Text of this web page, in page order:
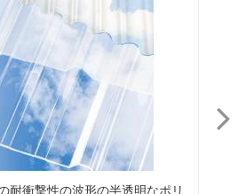
壁と屋根の接続装飾用の金属製の